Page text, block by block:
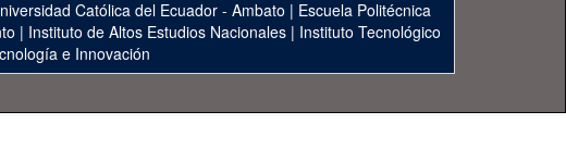
Católica del Ecuador - Ambato | Escuela Politécnica
| Instituto de Altos Estudios Nacionales | Instituto Tecnológico
e Innovación